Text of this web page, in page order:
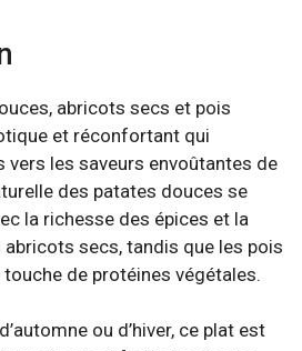
abricots secs et pois
et réconfortant qui
vers les saveurs envoûtantes de
des patates douces se
la richesse des épices et la
secs, tandis que les pois
de protéines végétales.
ou d’hiver, ce plat est